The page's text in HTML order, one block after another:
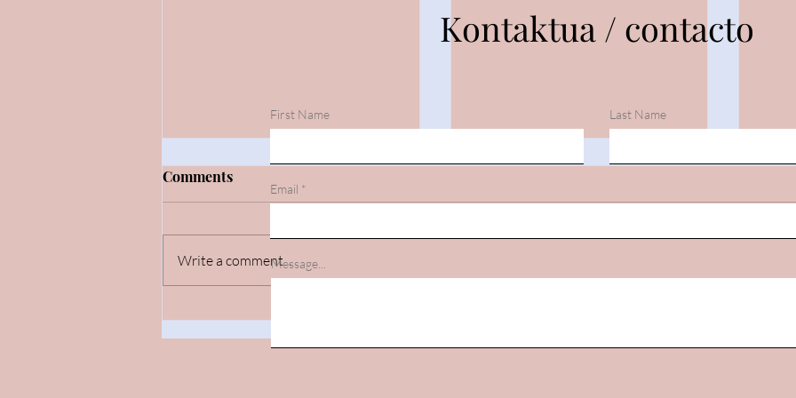
artículo de opinión!
Comments
Write a comment...
Kontaktua / contacto
First Name Last Name
Email
Message...